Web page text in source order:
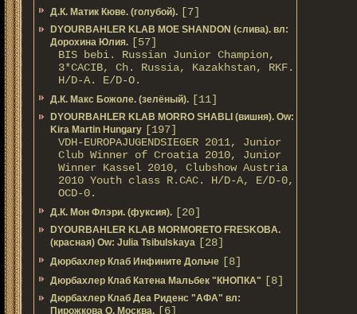
Д.К. Матик Кюве. (голубой). [7]
DYOURBAHLER KLAB MOE SHANDON (слива). вл:
Дорохина Юлия. [57]
BIS bebi. Russian Junior Champion,
3*САСIB, Ch. Russia, Kazakhstan, RKF.
Н/D-A. E/D-O.
Д.К. Макс Божоле. (зелёный). [11]
DYOURBAHLER KLAB MORRO SHABLI (вишня). Ow:
Kira Martin Hungary [197]
VDH-EUROPAJUGENDSIEGER 2011, Junior
Club Winner of Croatia 2010, Junior
Winner Kassel 2010, Clubshow Austria
2010 Youth class R.CAC. Н/D-A, E/D-0,
OCD-0.
Д.К. Мон Флэри. (фуксия). [20]
DYOURBAHLER KLAB MORMORETO FRESKOBA.
(красная) Ow: Julia Tsibulskaya [28]
Дюрбахлер Клаб Инфините Дольче [8]
Дюрбахлер Клаб Катена Мальбек "КНОПКА" [8]
Дюрбахлер Клаб Деа Риденс "АФА" вл:
Пирожкова О. Москва. [6]